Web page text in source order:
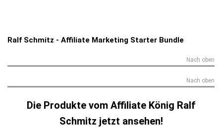
Ralf Schmitz - Affiliate Marketing Starter Bundle
Nach oben
Nach oben
Die Produkte vom Affiliate König Ralf
Schmitz jetzt ansehen!